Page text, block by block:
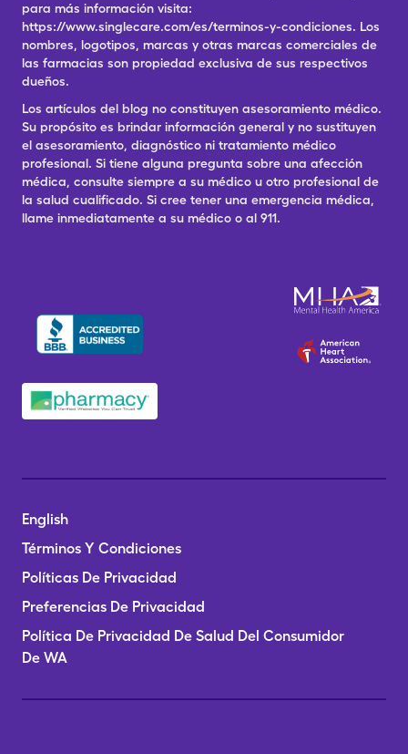
para más información visita:
https://www.singlecare.com/es/terminos-y-condiciones. Los
nombres, logotipos, marcas y otras marcas comerciales de
las farmacias son propiedad exclusiva de sus respectivos
dueños.
Los artículos del blog no constituyen asesoramiento médico.
Su propósito es brindar información general y no sustituyen
el asesoramiento, diagnóstico ni tratamiento médico
profesional. Si tiene alguna pregunta sobre una afección
médica, consulte siempre a su médico u otro profesional de
la salud cualificado. Si cree tener una emergencia médica,
llame inmediatamente a su médico o al 911.
English
Términos Y Condiciones
Políticas De Privacidad
Preferencias De Privacidad
Política De Privacidad De Salud Del Consumidor
De WA